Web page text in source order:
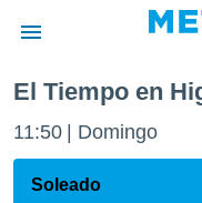
de
por
El Tiempo en
11:50 Domingo
Soleado